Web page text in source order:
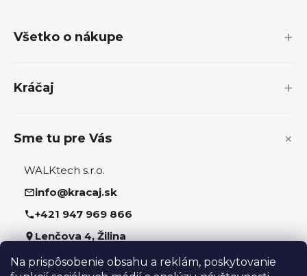
Na prispôsobenie obsahu a reklám, poskytovanie
Všetko o nákupe
Kráčaj
Sme tu pre Vás
WALKtech s.r.o.
info@kracaj.sk
+421 947 969 866
Lenčova 4, Žilina
Sledujte nás